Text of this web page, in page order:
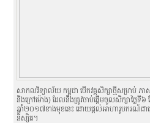
សាកលវិទ្យាល័យ កម្ពុជា បើកវគ្គសិក្សាថ្មីសម្រាប់ ភ
និងក្រៅម៉ោង) ដែលនឹងត្រូវចាប់ផ្តើមចូលសិក្សាថ្ងៃទី៦ ខ
ឆ្នាំ២០១៧ខាងមុខនេះ ដោយផ្តល់អាហារូបករណ៍ជា
និស្សិត។